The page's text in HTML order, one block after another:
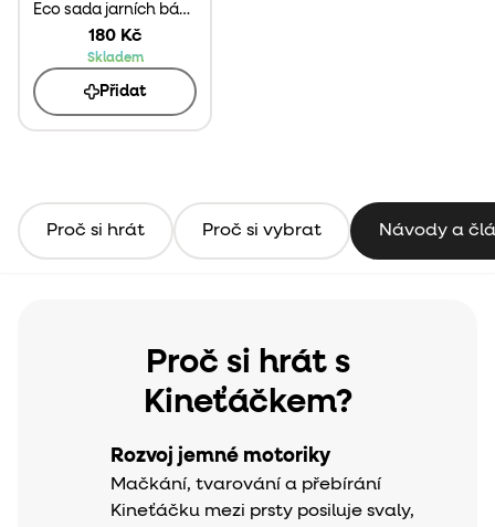
Eco sada jarních báboviček 3ks
180 Kč
Skladem
Přidat
Proč si hrát Proč si vybrat Návody a
Proč si hrát s
Kineťáčkem?
Rozvoj jemné motoriky
Mačkání, tvarování a přebírání
Kineťáčku mezi prsty posiluje svaly,